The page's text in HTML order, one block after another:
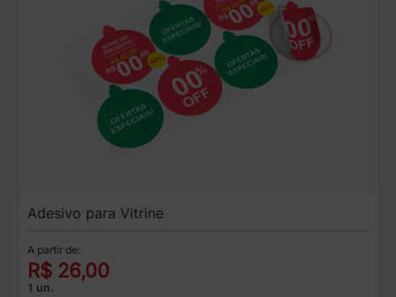
Adesivo para Vitrine
A partir de:
R$ 26,00
1 un.